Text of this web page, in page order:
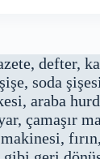
defter,
soda
araba
çamaşır